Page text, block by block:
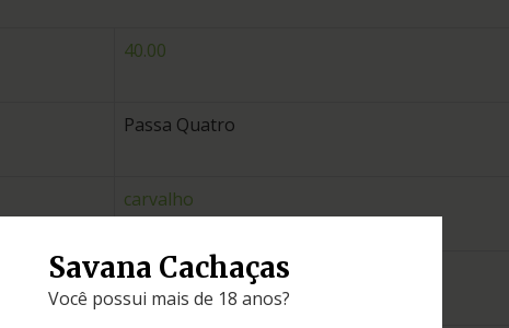
Savana Cachaças
Você possui mais de 18 anos?
40.00
Passa Quatro
carvalho
Minas Gerais